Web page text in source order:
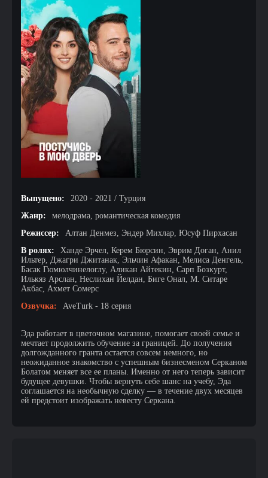
Выпущено:
2020 - 2021 / Турция
Жанр:
мелодрама, романтическая комедия
Режиссер:
Алтан Денмез, Эндер Михлар, Юсуф Пирхасан
В ролях:
Ханде Эрчел, Керем Бюрсин, Эврим Доган, Анил
Ильтер, Джагри Джитанак, Эльчин Афакан, Мелиса Денгель,
Басак Гюмюлчинелоглу, Аликан Айтекин, Сарп Бозкурт,
Илькяз Арслан, Неслихан Йелдан, Биге Онал, М. Ситаре
Акбас, Ахмет Сомерс
Озвучка:
AveTurk - 18 серия
Эда работает в цветочном магазине, помогает своей семье и
мечтает продолжить обучение за границей. До получения
долгожданного гранта остается совсем немного, но
неожиданное знакомство с успешным бизнесменом Серканом
Болатом меняет все ее планы. Именно от него теперь зависит
будущее девушки. Чтобы вернуть себе шанс на учебу, Эда
соглашается на необычную сделку — в течение двух месяцев
ей предстоит изображать невесту Серкана.